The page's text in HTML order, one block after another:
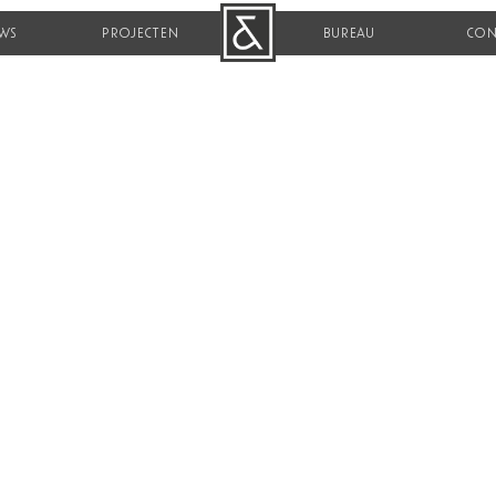
PROJECTEN B&R BUREAU